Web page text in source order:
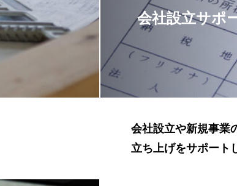
会社設立サポ
会社設立や新規事業
立ち上げをサポート